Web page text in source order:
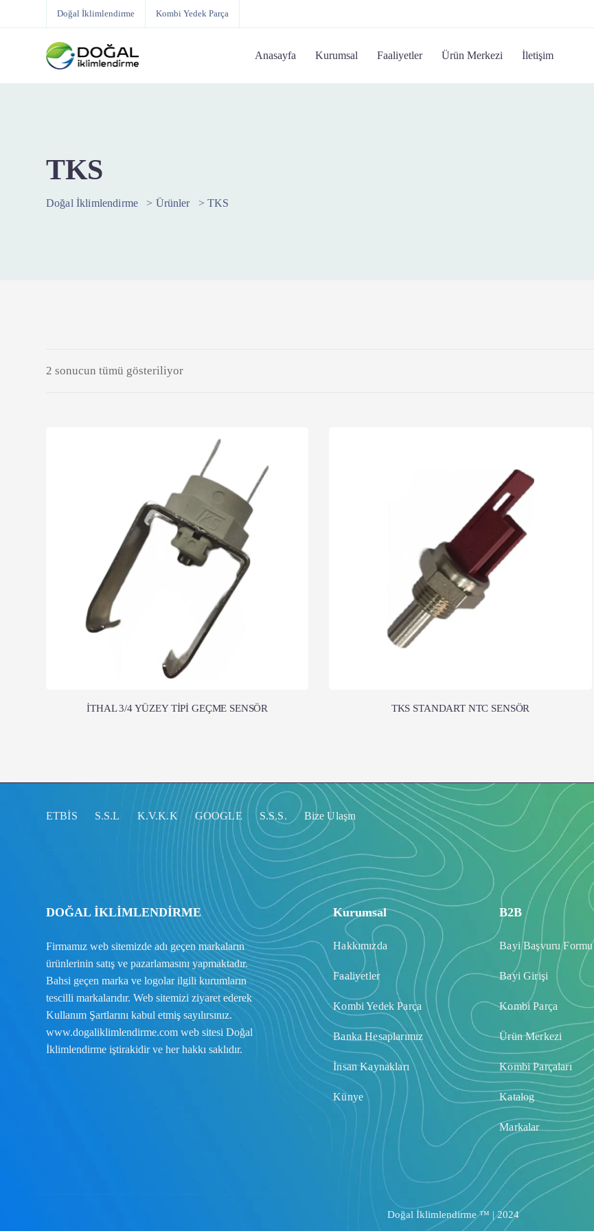
Doğal İklimlendirme Kombi Yedek Parça
Anasayfa Kurumsal Faaliyetler Ürün Merkezi İletişim
TKS
Doğal İklimlendirme > Ürünler >TKS
2 sonucun tümü gösteriliyor
İTHAL 3/4 YÜZEY TİPİ GEÇME SENSÖR TKS STANDART NTC SENSÖR
ETBİS S.S.L K.V.K.K GOOGLE S.S.S. Bize Ulaşın
DOĞAL İKLİMLENDİRME
Firmamız web sitemizde adı geçen markaların
ürünlerinin satış ve pazarlamasını yapmaktadır.
Bahsi geçen marka ve logolar ilgili kurumların
tescilli markalarıdır. Web sitemizi ziyaret ederek
Kullanım Şartlarını kabul etmiş sayılırsınız.
www.dogaliklimlendirme.com web sitesi Doğal
İklimlendirme iştirakidir ve her hakkı saklıdır.
Kurumsal
Hakkımızda
Faaliyetler
Kombi Yedek Parça
Banka Hesaplarımız
İnsan Kaynakları
Künye
B2B
Bayi Başvuru Formu
Bayi Girişi
Kombi Parça
Ürün Merkezi
Kombi Parçaları
Katalog
Markalar
Doğal İklimlendirme ™ | 2024